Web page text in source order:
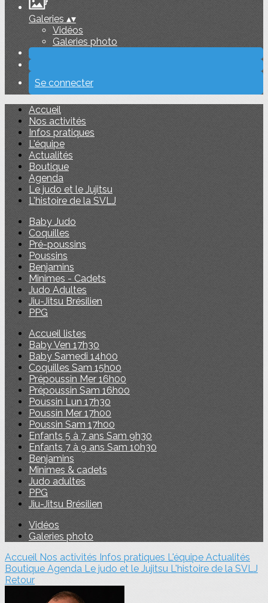
Galeries ▴▾
Vidéos
Galeries photo
Se connecter
Accueil
Nos activités
Infos pratiques
L'équipe
Actualités
Boutique
Agenda
Le judo et le Jujitsu
L'histoire de la SVLJ
Baby Judo
Coquilles
Pré-poussins
Poussins
Benjamins
Minimes - Cadets
Judo Adultes
Jiu-Jitsu Brésilien
PPG
Accueil listes
Baby Ven 17h30
Baby Samedi 14h00
Coquilles Sam 15h00
Prépoussin Mer 16h00
Prépoussin Sam 16h00
Poussin Lun 17h30
Poussin Mer 17h00
Poussin Sam 17h00
Enfants 5 à 7 ans Sam 9h30
Enfants 7 à 9 ans Sam 10h30
Benjamins
Minimes & cadets
Judo adultes
PPG
Jiu-Jitsu Brésilien
Vidéos
Galeries photo
Accueil Nos activités Infos pratiques L'équipe Actualités
Boutique Agenda Le judo et le Jujitsu L'histoire de la SVLJ
Retour